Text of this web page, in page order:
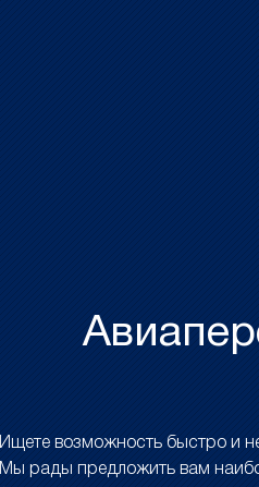
Ищете возможность быстро и
Мы рады предложить вам